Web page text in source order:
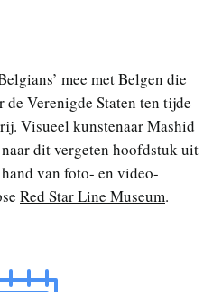
mee met Belgen die
de Verenigde Staten ten tijde
Visueel kunstenaar Mashid
dit vergeten hoofdstuk uit
van foto- en video-
Red Star Line Museum.